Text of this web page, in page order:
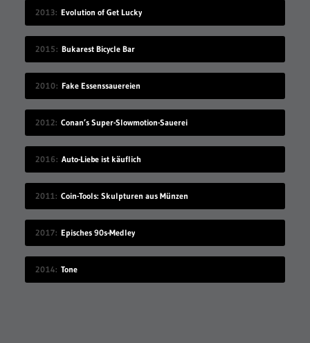
2013 Evolution of Get Lucky
2015 Bukarest Bicycle Bar
2010 Fake Essenssauereien
2012 Conan’s Super-Slowmotion-Sauerei
2016 Auto-Liebe ist käuflich
2011 Coin-Tools: Skulpturen aus Münzen
2017 Episches 90s-Medley
2014 Tone